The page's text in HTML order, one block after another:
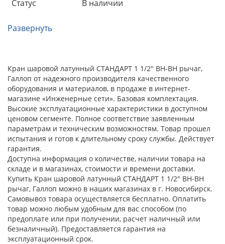
Статус В наличии
Развернуть
Кран шаровой латунный СТАНДАРТ 1 1/2" ВН-ВН рычаг,
Галлоп от надежного производителя качественного
оборудования и материалов, в продаже в интернет-
магазине «Инженерные сети». Базовая комплектация.
Высокие эксплуатационные характеристики в доступном
ценовом сегменте. Полное соответствие заявленным
параметрам и техническим возможностям. Товар прошел
испытания и готов к длительному сроку службы. Действует
гарантия.
Доступна информация о количестве, наличии товара на
складе и в магазинах, стоимости и времени доставки.
Купить Кран шаровой латунный СТАНДАРТ 1 1/2" ВН-ВН
рычаг, Галлоп можно в наших магазинах в г. Новосибирск.
Самовывоз товара осуществляется бесплатно. Оплатить
товар можно любым удобным для вас способом (по
предоплате или при получении, расчет наличный или
безналичный). Предоставляется гарантия на
эксплуатационный срок.